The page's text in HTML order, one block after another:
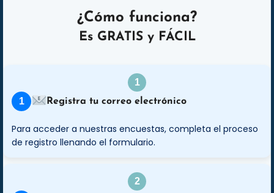
¿Cómo funciona?
Es GRATISy FÁCIL
1 Registra tu correo electrónico
Para acceder a nuestras encuestas, completa el proceso
de registro llenando el formulario.